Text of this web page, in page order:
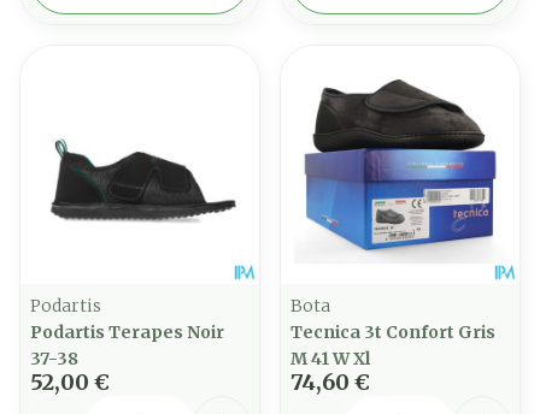
Podartis
Podartis Terapes Noir
37-38
52,00 €
Bota
Tecnica 3t Confort Gris
M 41 W Xl
74,60 €